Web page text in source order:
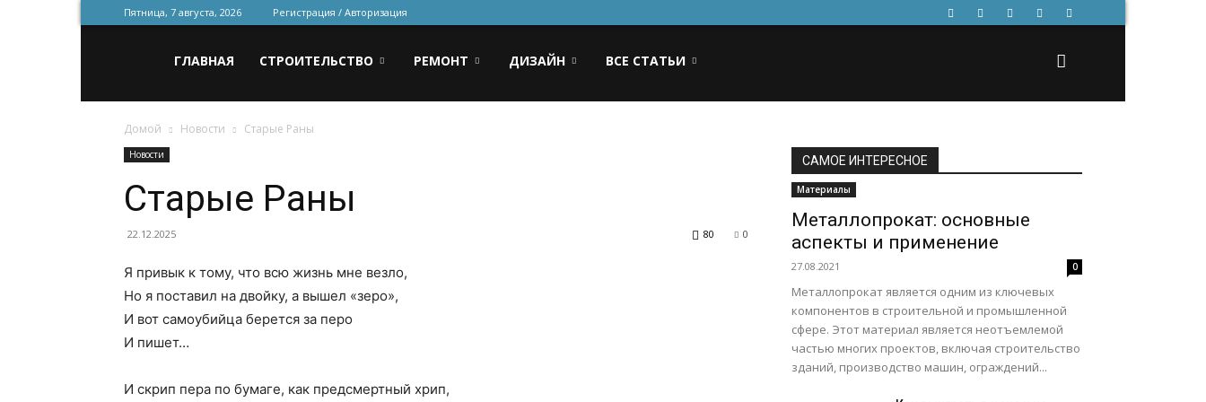
Пятница, 7 августа, 2026 Регистрация / Авторизация
для
строительства
и
ремонта
ГЛАВНАЯ СТРОИТЕЛЬСТВО РЕМОНТ ДИЗАЙН ВСЕ СТАТЬИ
Домой Новости Старые Раны
Новости
Старые Раны
22.12.2025 0
80
Я привык к тому, что всю жизнь мне везло,
Но я поставил на двойку, а вышел «зеро»,
И вот самоубийца берется за перо
И пишет…
И скрип пера по бумаге, как предсмертный хрип,
САМОЕ ИНТЕРЕСНОЕ
Материалы
Металлопрокат: основные
аспекты и применение
27.08.2021 0
Металлопрокат является одним из ключевых
компонентов в строительной и промышленной
сфере. Этот материал является неотъемлемой
частью многих проектов, включая строительство
зданий, производство машин, ограждений...